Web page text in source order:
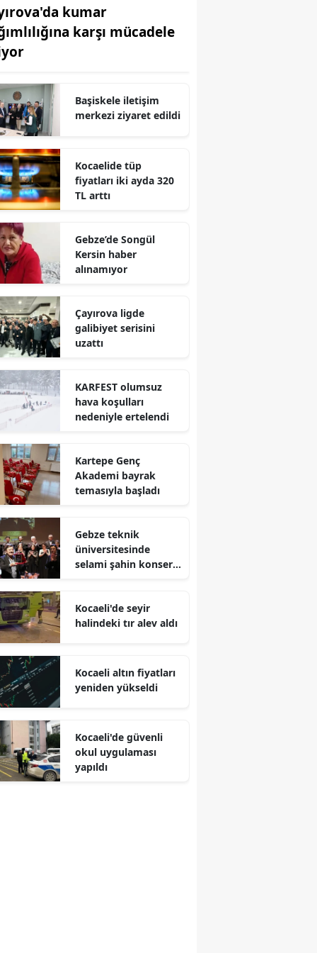
Edirne
Erzurum
Gaziantep
Giresun
Hakkari
Isparta
Mersin
İzmir
Kars
Kayseri
Kırşehir
Kocaeli
Kütahya
Manisa
Mardin
Muğla
kumar
karşı mücadele
Başiskele iletişim
merkezi ziyaret edildi
Kocaelide tüp
fiyatları iki ayda 320
TL arttı
Gebze’de Songül
Kersin haber
alınamıyor
Çayırova ligde
galibiyet serisini
uzattı
KARFEST olumsuz
hava koşulları
nedeniyle ertelendi
Kartepe Genç
Akademi bayrak
temasıyla başladı
Gebze teknik
üniversitesinde
selami şahin konseri
Kocaeli'de seyir
halindeki tır alev aldı
Kocaeli altın fiyatları
yeniden yükseldi
Kocaeli'de güvenli
okul uygulaması
yapıldı